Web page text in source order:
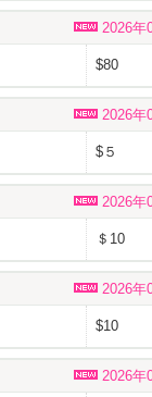
2026年
$80
2026年
$５
2026年
＄10
2026年
$10
2026年